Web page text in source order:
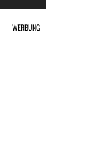
WERBUNG